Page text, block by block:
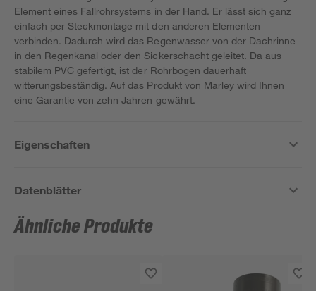
Element eines Fallrohrsystems in der Hand. Er lässt sich ganz
einfach per Steckmontage mit den anderen Elementen
verbinden. Dadurch wird das Regenwasser von der Dachrinne
in den Regenkanal oder den Sickerschacht geleitet. Da aus
stabilem PVC gefertigt, ist der Rohrbogen dauerhaft
witterungsbeständig. Auf das Produkt von Marley wird Ihnen
eine Garantie von zehn Jahren gewährt.
Eigenschaften
Datenblätter
Ähnliche Produkte